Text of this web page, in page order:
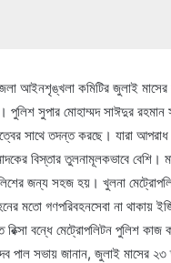
আইনশৃঙ্খলা কমিটির জুলাই মাসের
পুলিশ সুপার মোহাম্মদ সাঈদুর
সাথে তদন্ত করছে। যারা আপরাধ
বিস্তার তুলনামূলকভাবে
জন্য সহজ হয়। খুলনা
মতো গণপরিবহনসেবা না থাকায়
রিক্সা বন্ধে মেট্রোপলিটন পুলিশ
পাল সভায় জানান, জুলাই মাসের